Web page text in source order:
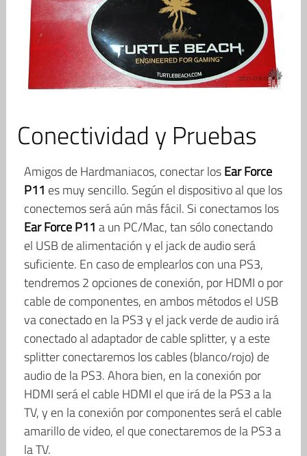
Conectividad y Pruebas
Amigos de Hardmaniacos, conectar losEar Force
P11 es muy sencillo. Según el dispositivo al que los
conectemos será aún más fácil. Si conectamos los
Ear Force P11 a un PC/Mac, tan sólo conectando
el USB de alimentación y el jack de audio será
suficiente. En caso de emplearlos con una PS3,
tendremos 2 opciones de conexión, por HDMI o por
cable de componentes, en ambos métodos el USB
va conectado en la PS3 y el jack verde de audio irá
conectado al adaptador de cable splitter, y a este
splitter conectaremos los cables (blanco/rojo) de
audio de la PS3. Ahora bien, en la conexión por
HDMI será el cable HDMI el que irá de la PS3 a la
TV, y en la conexión por componentes será el cable
amarillo de video, el que conectaremos de la PS3 a
la TV.